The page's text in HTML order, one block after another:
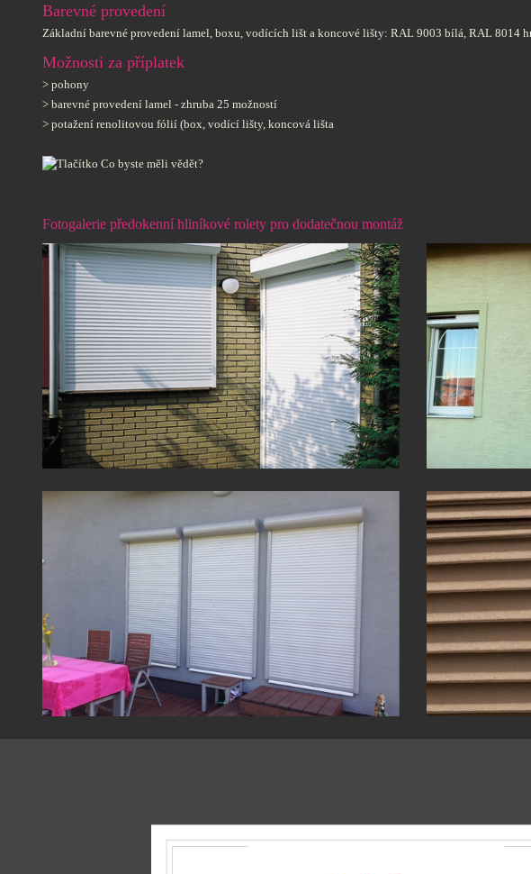
Barevné provedení
Základní barevné provedení lamel, boxu, vodících lišt a koncové lišty: RAL 9003 bílá, RAL 8014
Možnosti za příplatek
> pohony
> barevné provedení lamel - zhruba 25 možností
> potažení renolitovou fólií (box, vodící lišty, koncová lišta
Fotogalerie předokenní hliníkové rolety pro dodatečnou montáž